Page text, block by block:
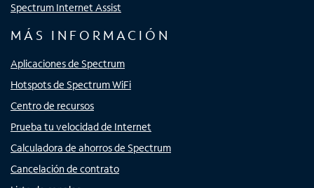
Spectrum Internet Assist
MÁS INFORMACIÓN
Aplicaciones de Spectrum
Hotspots de Spectrum WiFi
Centro de recursos
Prueba tu velocidad de Internet
Calculadora de ahorros de Spectrum
Cancelación de contrato